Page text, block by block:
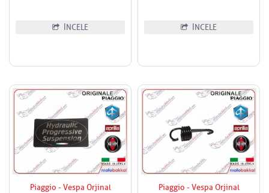
İNCELE İNCELE
Piaggio - Vespa Orjinal Piaggio - Vespa Orjinal